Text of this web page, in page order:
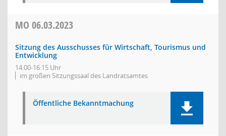
MO 06.03.2023
Sitzung des Ausschusses für Wirtschaft, Tourismus und
Entwicklung
14:00-16:15 Uhr
im großen Sitzungssaal des Landratsamtes
Öffentliche Bekanntmachung